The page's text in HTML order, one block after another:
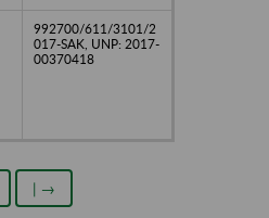
992700/611/3101/2
017-SAK, UNP: 2017-
00370418
| →